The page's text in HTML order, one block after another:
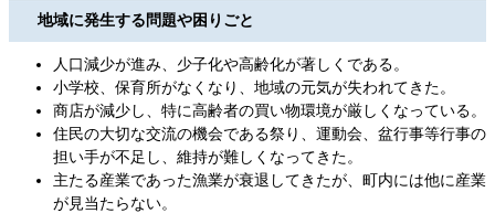
地域に発生する問題や困りごと
人口減少が進み、少子化や高齢化が著しくである。
小学校、保育所がなくなり、地域の元気が失われてきた。
商店が減少し、特に高齢者の買い物環境が厳しくなっている。
住民の大切な交流の機会である祭り、運動会、盆行事等行事の
担い手が不足し、維持が難しくなってきた。
主たる産業であった漁業が衰退してきたが、町内には他に産業
が見当たらない。